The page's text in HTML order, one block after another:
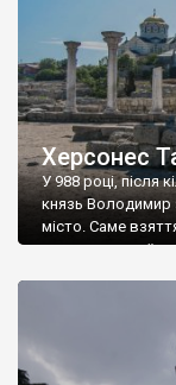
Херсонес
У 988 році, після
князь Володимир
місто. Саме
диктувати свої
Херсонесі
А потім було